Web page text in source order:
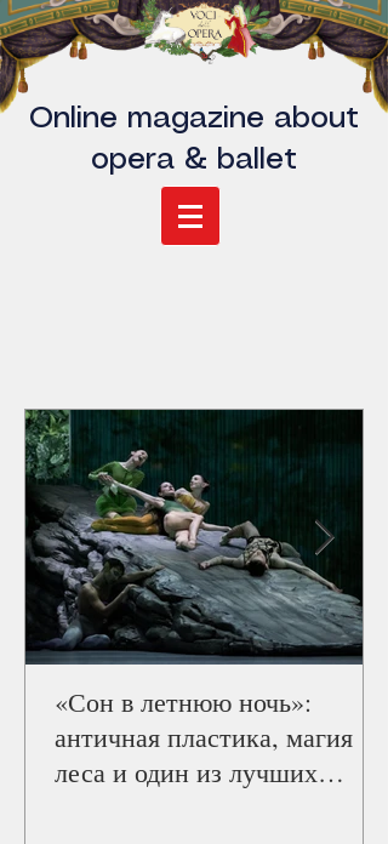
Online magazine about
opera & ballet
«Сон в летнюю ночь»:
античная пластика, магия
леса и один из лучших